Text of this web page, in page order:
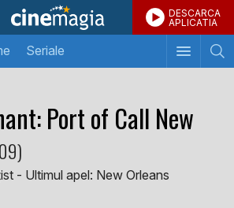
DESCARCA
APLICATIA
Seriale
Port of Call New
- Ultimul apel: New Orleans